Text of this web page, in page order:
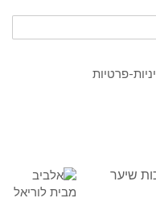
פרטיות
שיער